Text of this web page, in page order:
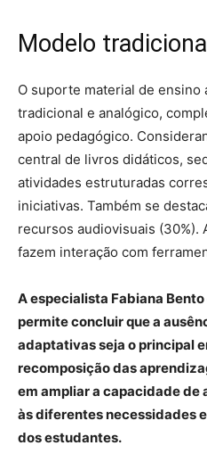
Modelo tradicional
O suporte material de ensino
tradicional e analógico,
apoio pedagógico.
central de livros didáticos,
atividades estruturadas
iniciativas. Também se
recursos audiovisuais (30%).
fazem interação com
A especialista Fabiana
permite concluir que a
adaptativas seja o principal
recomposição das
em ampliar a capacidade
às diferentes necessidades
dos estudantes.